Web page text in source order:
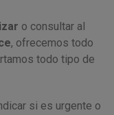
o consultar al
, ofrecemos todo
todo tipo de
si es urgente o